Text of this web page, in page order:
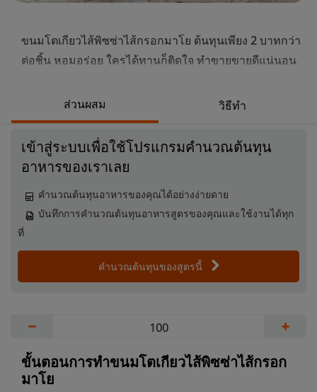
ขนมโตเกียวไส้พิซซ่าไส้กรอกมาโย ต้นทุนเพียง 2 บาทกว่า
ต่อชิ้น หอมอร่อย ใครได้ทานก็ติดใจ ทำขายขายดีแน่นอน
ส่วนผสม วิธีทำ
เข้าสู่ระบบเพื่อใช้โปรแกรมคำนวณต้นทุน
อาหารของเราเลย
คำนวณต้นทุนอาหารของคุณได้อย่างง่ายดาย
บันทึกการคำนวณต้นทุนอาหารสูตรของคุณและใช้งานได้ทุก
ที่
คำนวณต้นทุนของสูตรนี้
− +
ขั้นตอนการทำขนมโตเกียวไส้พิซซ่าไส้กรอก
มาโย